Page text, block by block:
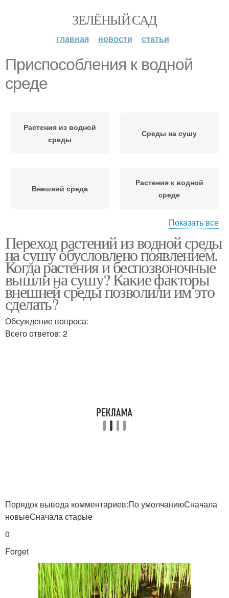
ЗЕЛЁНЫЙ САД
главная новости статьи
Приспособления к водной
среде
Растения из водной
среды
Среды на сушу
Внешний среда
Растения к водной
среде
почве
Растения в водной
среде
Показать все
Переход растений из водной среды
на сушу обусловлено появлением.
Когда растения и беспозвоночные
вышли на сушу? Какие факторы
внешней среды позволили им это
сделать?
Обсуждение вопроса:
Всего ответов: 2
Порядок вывода комментариев:По умолчаниюСначала
новыеСначала старые
0
Forget